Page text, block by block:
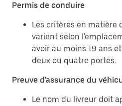
Permis de conduire
Les critères en matière
varient selon
avoir au moins 19 ans
deux ou quatre portes.
Preuve d'assurance du
Le nom du livreur doit